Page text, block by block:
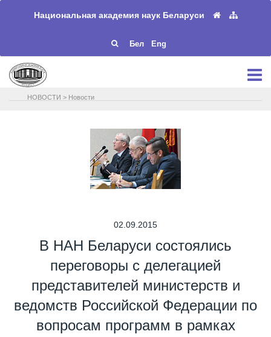
Национальная академия наук Беларуси
Бел Eng
НОВОСТИ > Новости
02.09.2015
В НАН Беларуси состоялись
переговоры с делегацией
представителей министерств и
ведомств Российской Федерации по
вопросам программ в рамках